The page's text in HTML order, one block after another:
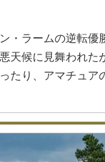
・ラームの逆転
天候に見舞われ
たり、アマチュア